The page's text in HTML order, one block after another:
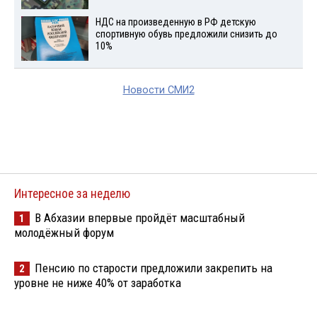
НДС на произведенную в РФ детскую
спортивную обувь предложили снизить до
10%
Новости СМИ2
Интересное за неделю
1
В Абхазии впервые пройдёт масштабный
молодёжный форум
2
Пенсию по старости предложили закрепить на
уровне не ниже 40% от заработка